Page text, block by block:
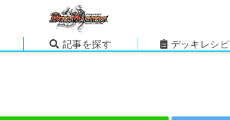
記事を探す デッキレシピ